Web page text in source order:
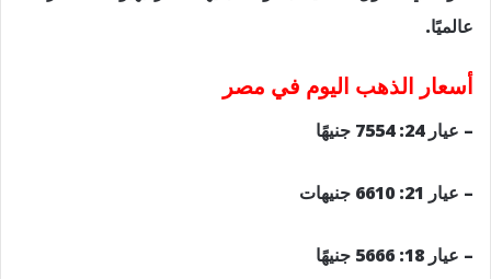
عالميًا.
أسعار الذهب اليوم في مصر
– عيار 24: 7554 جنيهًا
– عيار 21: 6610 جنيهات
– عيار 18: 5666 جنيهًا